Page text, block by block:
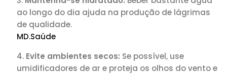
ao longo do dia ajuda na produção de lágrimas
de qualidade.
MD.Saúde
Evite ambientes secos: Se possível, use
umidificadores de ar e proteja os olhos do vento e